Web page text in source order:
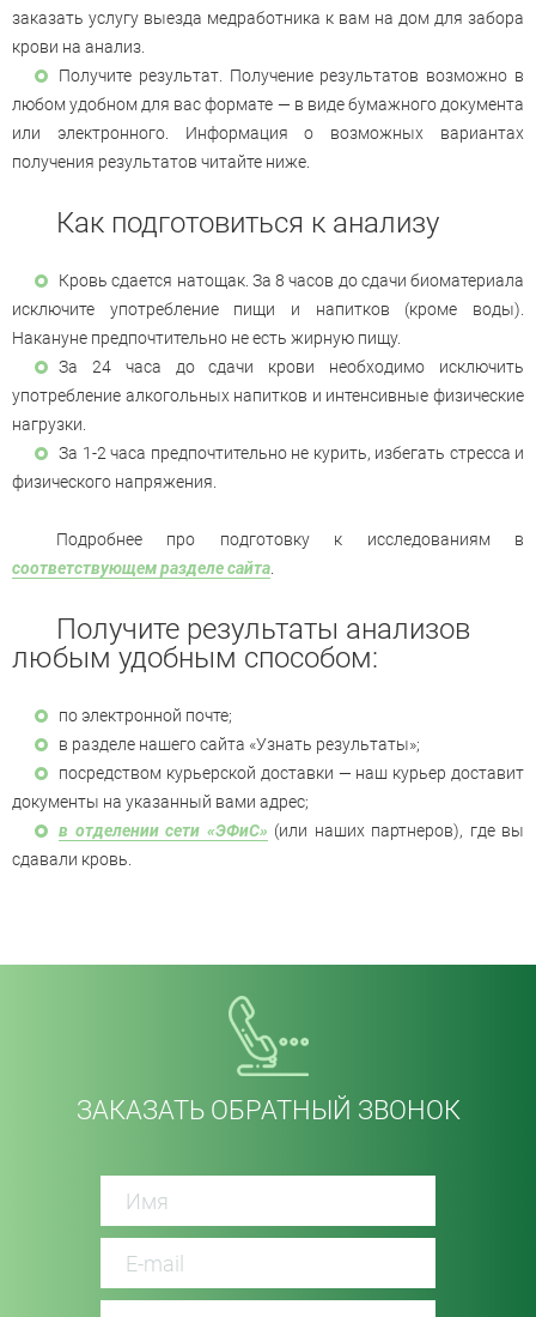
заказать услугу выезда медработника к вам на дом для забора
крови на анализ.
Получите результат. Получение результатов возможно в
любом удобном для вас формате — в виде бумажного документа
или электронного. Информация о возможных вариантах
получения результатов читайте ниже.
Как подготовиться к анализу
Кровь сдается натощак. За 8 часов до сдачи биоматериала
исключите употребление пищи и напитков (кроме воды).
Накануне предпочтительно не есть жирную пищу.
За 24 часа до сдачи крови необходимо исключить
употребление алкогольных напитков и интенсивные физические
нагрузки.
За 1-2 часа предпочтительно не курить, избегать стресса и
физического напряжения.
Подробнее про подготовку к исследованиям в
соответствующем разделе сайта
Получите результаты анализов
любым удобным способом:
по электронной почте;
в разделе нашего сайта «Узнать результаты»;
посредством курьерской доставки — наш курьер доставит
документы на указанный вами адрес;
в отделении сети «ЭФиС» (или наших партнеров), где вы
сдавали кровь.
ЗАКАЗАТЬ ОБРАТНЫЙ ЗВОНОК